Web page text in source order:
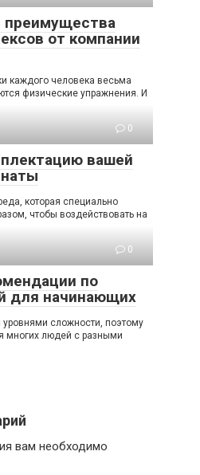
преимущества
от компании
каждого человека весьма
физические упражнения. И
0
вашей
которая специально
чтобы воздействовать на
0
по
для начинающих
сложности, поэтому
многих людей с разными
вам необходимо